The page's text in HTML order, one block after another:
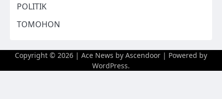
POLITIK
TOMOHON
Copyright © 2026 | Ace News by Ascendoor | Powered by
WordPress.